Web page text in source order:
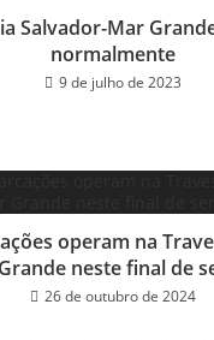
Salvador-Mar
normalmente
9 de julho de 2023
operam na
neste final de
26 de outubro de 2024